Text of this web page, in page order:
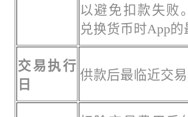
以避免扣款失败
兑换货币时App的
交易执行
日
供款后最临近交易